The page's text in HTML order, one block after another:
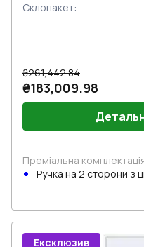
Склопакет:
₴261,442.84
₴183,009.98
Преміальна
Ручка на 2 сторони з
Ексклюзив